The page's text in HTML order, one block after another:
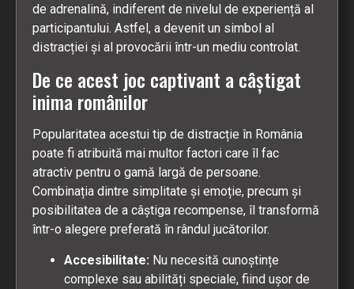
de adrenalină, indiferent de nivelul de experiență al
participantului. Astfel, a devenit un simbol al
distracției și al provocării într-un mediu controlat.
De ce acest joc captivant a câștigat
inima românilor
Popularitatea acestui tip de distracție în România
poate fi atribuită mai multor factori care îl fac
atractiv pentru o gamă largă de persoane.
Combinația dintre simplitate și emoție, precum și
posibilitatea de a câștiga recompense, îl transformă
într-o alegere preferată în rândul jucătorilor.
Accesibilitate: Nu necesită cunoștințe
complexe sau abilități speciale, fiind ușor de